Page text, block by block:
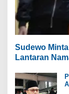
Sudewo
Lantaran